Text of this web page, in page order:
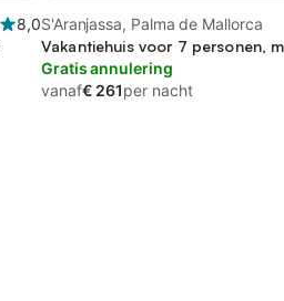
8,0S'Aranjassa, Palma de Mallorca
Vakantiehuis voor 7 personen,
Gratis annulering
vanaf€ 261per nacht